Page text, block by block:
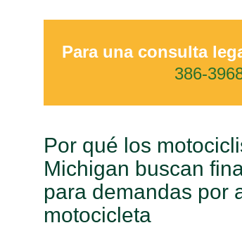
Para una consulta
386-
Por qué los
Michigan buscan
para demandas por
motocicleta